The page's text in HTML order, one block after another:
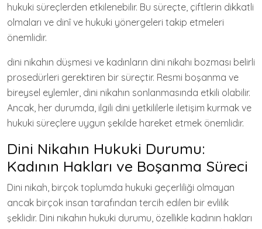
hukuki süreçlerden etkilenebilir. Bu süreçte, çiftlerin dikkatli
olmaları ve dinî ve hukuki yönergeleri takip etmeleri
önemlidir.
dini nikahın düşmesi ve kadınların dini nikahı bozması belirli
prosedürleri gerektiren bir süreçtir. Resmi boşanma ve
bireysel eylemler, dini nikahın sonlanmasında etkili olabilir.
Ancak, her durumda, ilgili dini yetkililerle iletişim kurmak ve
hukuki süreçlere uygun şekilde hareket etmek önemlidir.
Dini Nikahın Hukuki Durumu:
Kadının Hakları ve Boşanma Süreci
Dini nikah, birçok toplumda hukuki geçerliliği olmayan
ancak birçok insan tarafından tercih edilen bir evlilik
şeklidir. Dini nikahın hukuki durumu, özellikle kadının hakları